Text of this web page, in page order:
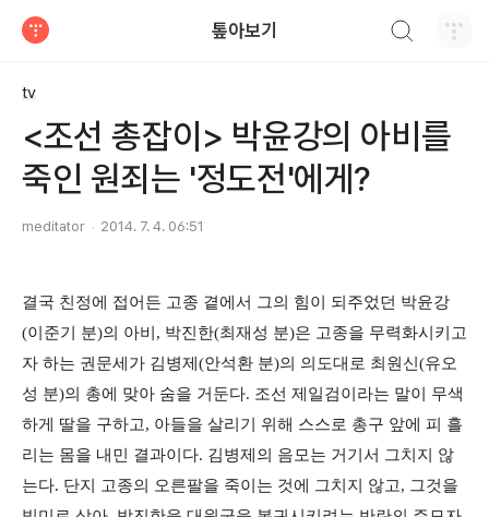
톺아보기
tv
<조선 총잡이> 박윤강의 아비를
죽인 원죄는 '정도전'에게?
meditator 2014. 7. 4. 06:51
결국 친정에 접어든 고종 곁에서 그의 힘이 되주었던 박윤강
(이준기 분)의 아비, 박진한(최재성 분)은 고종을 무력화시키고
자 하는 권문세가 김병제(안석환 분)의 의도대로 최원신(유오
성 분)의 총에 맞아 숨을 거둔다. 조선 제일검이라는 말이 무색
하게 딸을 구하고, 아들을 살리기 위해 스스로 총구 앞에 피 흘
리는 몸을 내민 결과이다. 김병제의 음모는 거기서 그치지 않
는다. 단지 고종의 오른팔을 죽이는 것에 그치지 않고, 그것을